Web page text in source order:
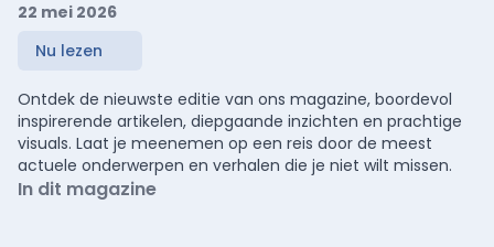
22 mei 2026
Nu lezen
Ontdek de nieuwste editie van ons magazine, boordevol
inspirerende artikelen, diepgaande inzichten en prachtige
visuals. Laat je meenemen op een reis door de meest
actuele onderwerpen en verhalen die je niet wilt missen.
In dit magazine